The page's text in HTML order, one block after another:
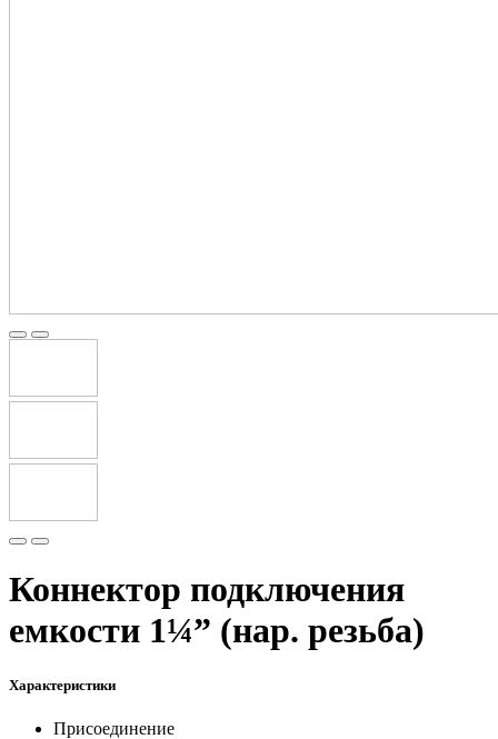
Коннектор подключения
емкости 1¼” (нар. резьба)
Характеристики
Присоединение